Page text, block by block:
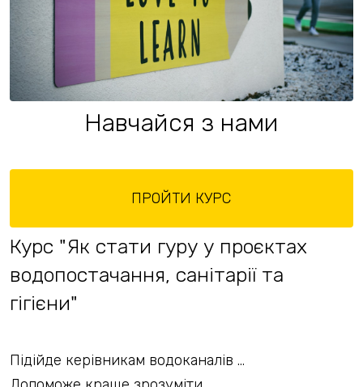
Навчайся з нами
ПРОЙТИ КУРС
Курс "Як стати гуру у проєктах
водопостачання, санітарії та
гігієни"
Підійде керівникам водоканалів …